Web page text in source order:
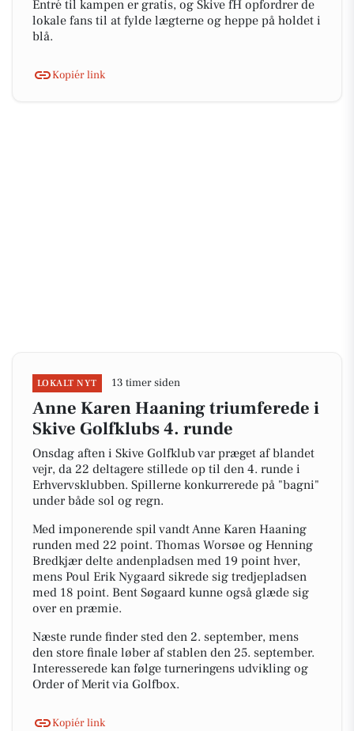
Entré til kampen er gratis, og Skive fH opfordrer de
lokale fans til at fylde lægterne og heppe på holdet i
blå.
Kopiér link
LOKALT NYT 13 timer siden
Anne Karen Haaning triumferede i
Skive Golfklubs 4. runde
Onsdag aften i Skive Golfklub var præget af blandet
vejr, da 22 deltagere stillede op til den 4. runde i
Erhvervsklubben. Spillerne konkurrerede på "bagni"
under både sol og regn.
Med imponerende spil vandt Anne Karen Haaning
runden med 22 point. Thomas Worsøe og Henning
Bredkjær delte andenpladsen med 19 point hver,
mens Poul Erik Nygaard sikrede sig tredjepladsen
med 18 point. Bent Søgaard kunne også glæde sig
over en præmie.
Næste runde finder sted den 2. september, mens
den store finale løber af stablen den 25. september.
Interesserede kan følge turneringens udvikling og
Order of Merit via Golfbox.
Kopiér link